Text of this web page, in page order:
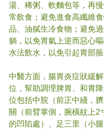
湯、稀粥、軟麵包等，再
常飲食；避免進食高纖維
品、油膩生冷食物；避免
躺，以免胃氣上逆而惡心
水法飲水，以免引起胃部脹
中醫方面，腸胃炎症狀緩
位，幫助調理脾胃、和胃
位包括中脘（前正中綫，
關（前臂掌側，腕橫紋上2
的凹陷處）、足三里（小